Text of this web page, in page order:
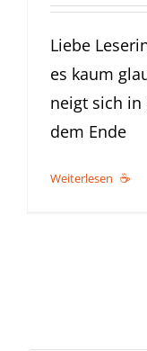
Liebe
es kaum
neigt sich in
dem Ende
Weiterlesen